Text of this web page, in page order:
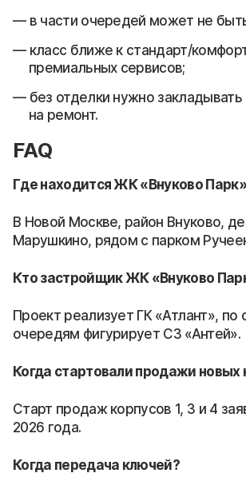
в части очередей может не
класс ближе к стандарт/
премиальных сервисов;
без отделки нужно
на ремонт.
FAQ
Где находится ЖК «Внуково
В Новой Москве, район Внуково,
Марушкино, рядом с парком
Кто застройщик ЖК «Внуково
Проект реализует ГК «Атлант», по
очередям фигурирует СЗ «Антей».
Когда стартовали продажи новых
Старт продаж корпусов 1, 3 и 4
2026 года.
Когда передача ключей?